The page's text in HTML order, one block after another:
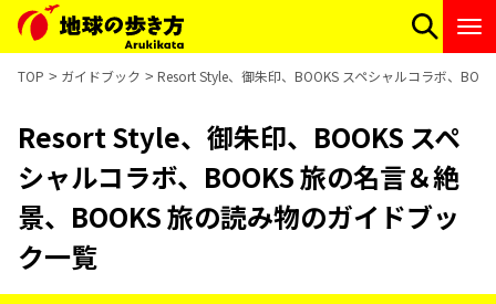
TOP ガイドブック Resort Style、御朱印、BOOKS スペシャルコラボ、
Resort Style、御朱印、BOOKS スペ
シャルコラボ、BOOKS 旅の名言＆絶
景、BOOKS 旅の読み物のガイドブッ
ク一覧